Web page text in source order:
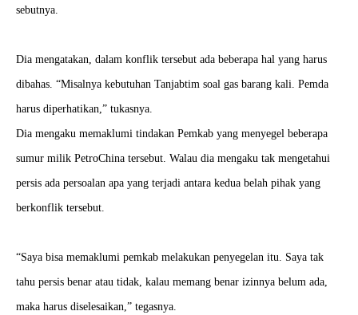
sebutnya.
Dia mengatakan, dalam konflik tersebut ada beberapa hal yang harus
dibahas. “Misalnya kebutuhan Tanjabtim soal gas barang kali. Pemda
harus diperhatikan,” tukasnya.
Dia mengaku memaklumi tindakan Pemkab yang menyegel beberapa
sumur milik PetroChina tersebut. Walau dia mengaku tak mengetahui
persis ada persoalan apa yang terjadi antara kedua belah pihak yang
berkonflik tersebut.
“Saya bisa memaklumi pemkab melakukan penyegelan itu. Saya tak
tahu persis benar atau tidak, kalau memang benar izinnya belum ada,
maka harus diselesaikan,” tegasnya.